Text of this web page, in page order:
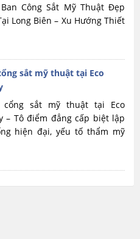
Công Sắt Mỹ Thuật Đẹp
Long Biên – Xu Hướng Thiết
sắt mỹ thuật tại Eco
cổng sắt mỹ thuật tại Eco
– Tô điểm đẳng cấp biệt lập
hiện đại, yếu tố thẩm mỹ